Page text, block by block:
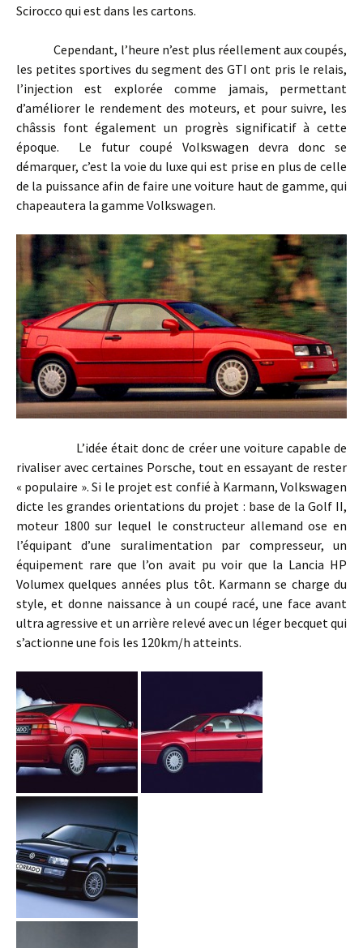
Scirocco qui est dans les cartons.
Cependant, l’heure n’est plus réellement aux coupés,
les petites sportives du segment des GTI ont pris le relais,
l’injection est explorée comme jamais, permettant
d’améliorer le rendement des moteurs, et pour suivre, les
châssis font également un progrès significatif à cette
époque. Le futur coupé Volkswagen devra donc se
démarquer, c’est la voie du luxe qui est prise en plus de celle
de la puissance afin de faire une voiture haut de gamme, qui
chapeautera la gamme Volkswagen.
L’idée était donc de créer une voiture capable de
rivaliser avec certaines Porsche, tout en essayant de rester
« populaire ». Si le projet est confié à Karmann, Volkswagen
dicte les grandes orientations du projet : base de la Golf II,
moteur 1800 sur lequel le constructeur allemand ose en
l’équipant d’une suralimentation par compresseur, un
équipement rare que l’on avait pu voir que la Lancia HP
Volumex quelques années plus tôt. Karmann se charge du
style, et donne naissance à un coupé racé, une face avant
ultra agressive et un arrière relevé avec un léger becquet qui
s’actionne une fois les 120km/h atteints.